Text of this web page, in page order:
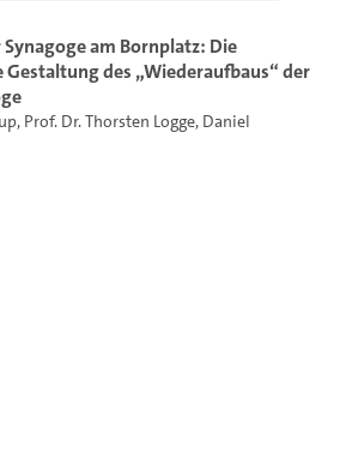
am Bornplatz: Die
Gestaltung des „Wiederaufbaus“ der
, Prof. Dr. Thorsten Logge, Daniel